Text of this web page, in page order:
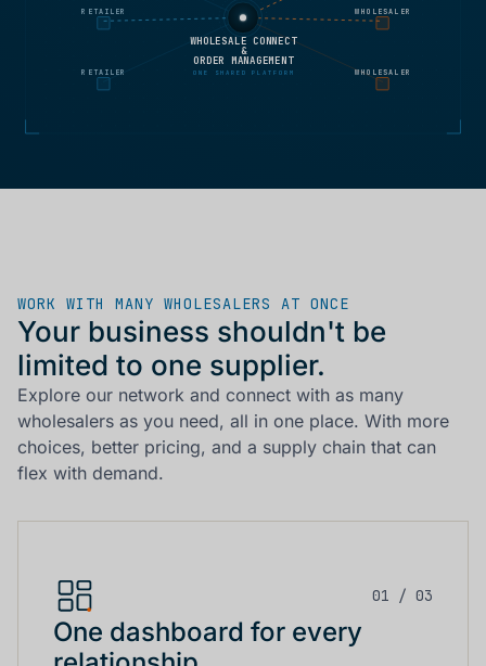
RETAILER
RETAILER
WHOLESALER
WHOLESALER
WHOLESALE CONNECT
&
ORDER MANAGEMENT
ONE SHARED PLATFORM
WORK WITH MANY WHOLESALERS AT ONCE
Your business shouldn't be
limited to one supplier.
Explore our network and connect with as many
wholesalers as you need, all in one place. With more
choices, better pricing, and a supply chain that can
flex with demand.
01 / 03
One dashboard for every